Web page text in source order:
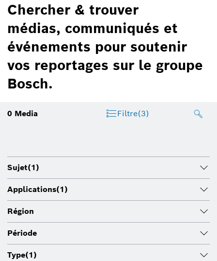
Chercher & trouver
médias, communiqués et
événements pour soutenir
vos reportages sur le groupe
Bosch.
0 Media Filtre(3)
Sujet(1)
Applications(1)
Région
Période
Type(1)